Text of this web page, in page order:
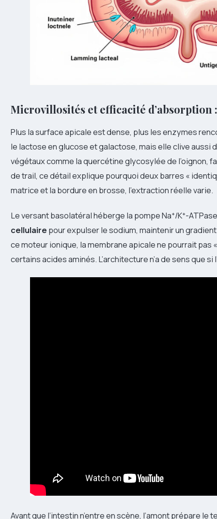
Microvillosités et efficacité d’absorption
Plus la surface apicale est dense, plus les enzymes
le lactose en glucose et galactose, mais elle clive
végétaux comme la quercétine glycosylée de l’oignon,
de trail, ce détail explique pourquoi deux barres «
matrice et la bordure en brosse, l’extraction réelle varie.
Le versant basolatéral héberge la pompe Na⁺/K⁺-
cellulaire pour expulser le sodium, maintenir un
ce moteur ionique, la membrane apicale ne pourrait
certains acides aminés. L’architecture n’a de sens que si
Avant que l’intestin n’entre en scène, l’amont prépare